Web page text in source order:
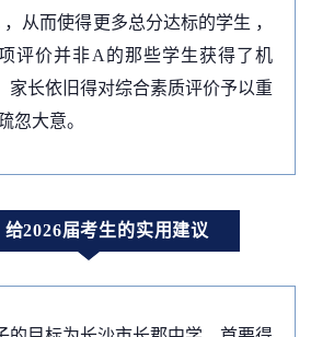
从而使得更多总分达标的学生 ，
评价并非A的那些学生获得了机
家长依旧得对综合素质评价予以重
忽大意。
给2026届考生的实用建议